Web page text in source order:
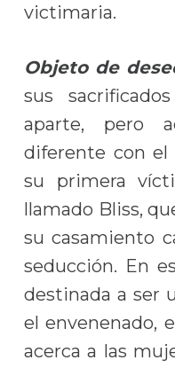
victimaria.
Objeto de
sus
aparte, pero
diferente con el
su primera
llamado Bliss,
su casamiento
seducción. En
destinada a ser
el envenenado,
acerca a las